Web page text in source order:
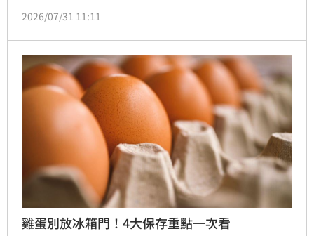
解密，其實越新鮮的雞蛋反而越難剝殼，並大方分享3
2026/07/31 11:11
雞蛋別放冰箱門！4大保存重點一次看